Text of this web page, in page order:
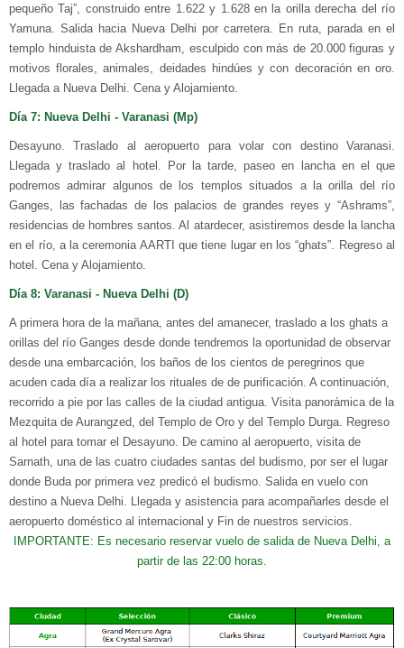
pequeño Taj”, construido entre 1.622 y 1.628 en la orilla derecha del río
Yamuna. Salida hacia Nueva Delhi por carretera. En ruta, parada en el
templo hinduista de Akshardham, esculpido con más de 20.000 figuras y
motivos florales, animales, deidades hindúes y con decoración en oro.
Llegada a Nueva Delhi. Cena y Alojamiento.
Día 7: Nueva Delhi - Varanasi (Mp)
Desayuno. Traslado al aeropuerto para volar con destino Varanasi.
Llegada y traslado al hotel. Por la tarde, paseo en lancha en el que
podremos admirar algunos de los templos situados a la orilla del río
Ganges, las fachadas de los palacios de grandes reyes y “Ashrams”,
residencias de hombres santos. Al atardecer, asistiremos desde la lancha
en el río, a la ceremonia AARTI que tiene lugar en los “ghats”. Regreso al
hotel. Cena y Alojamiento.
Día 8: Varanasi - Nueva Delhi (D)
A primera hora de la mañana, antes del amanecer, traslado a los ghats a
orillas del río Ganges desde donde tendremos la oportunidad de observar
desde una embarcación, los baños de los cientos de peregrinos que
acuden cada día a realizar los rituales de de purificación. A continuación,
recorrido a pie por las calles de la ciudad antigua. Visita panorámica de la
Mezquita de Aurangzed, del Templo de Oro y del Templo Durga. Regreso
al hotel para tomar el Desayuno. De camino al aeropuerto, visita de
Sarnath, una de las cuatro ciudades santas del budismo, por ser el lugar
donde Buda por primera vez predicó el budismo. Salida en vuelo con
destino a Nueva Delhi. Llegada y asistencia para acompañarles desde el
aeropuerto doméstico al internacional y Fin de nuestros servicios.
IMPORTANTE: Es necesario reservar vuelo de salida de Nueva Delhi, a
partir de las 22:00 horas.